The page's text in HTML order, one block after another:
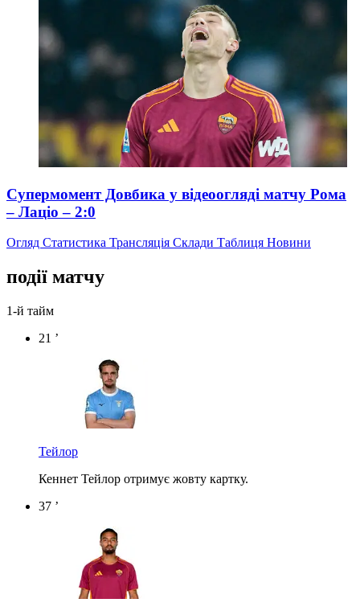
Супермомент Довбика у відеоогляді матчу Рома
– Лаціо – 2:0
Огляд Статистика Трансляція Склади Таблиця Новини
події матчу
1-й тайм
21 ’
Тейлор
Кеннет Тейлор отримує жовту картку.
37 ’